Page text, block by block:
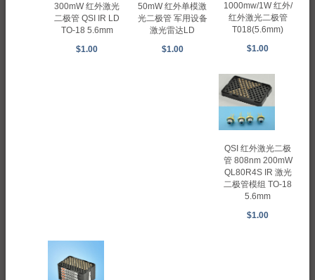
300mW 红外激光
二极管 QSI IR LD
TO-18 5.6mm
$1.00
50mW 红外单模激
光二极管 军用设备
激光雷达LD
$1.00
1000mw/1W 红外/
红外激光二极管
T018(5.6mm)
$1.00
QSI 红外激光二极
管 808nm 200mW
QL80R4S IR 激光
二极管模组 TO-18
5.6mm
$1.00